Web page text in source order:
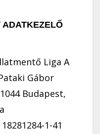
ADATKEZELŐ
Liga A
Gábor
Budapest,
1-41